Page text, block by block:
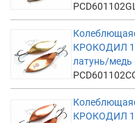
PCD601102GL
КРОКОДИЛ
латунь/медь
КРОКОДИЛ